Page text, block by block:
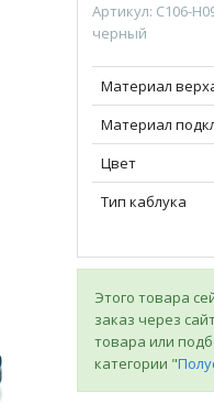
Артикул: C106-
черный
Материал
Материал
Цвет
Тип каблука
Этого товара
заказ через
товара или
категории "